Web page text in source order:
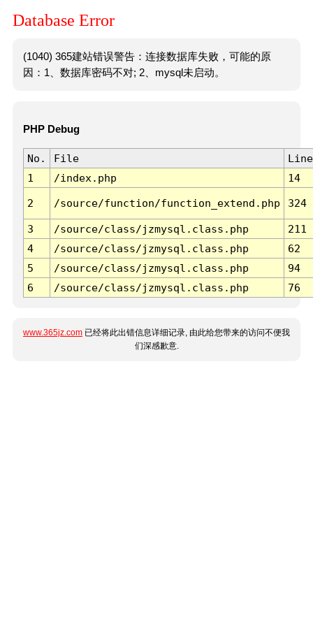
Database Error
(1040) 365建站错误警告：连接数据库失败，可能的原
因：1、数据库密码不对; 2、mysql未启动。
PHP Debug
No. File
Line
1
/index.php 14
2 /source/function/function_extend.php 324
3 /source/class/jzmysql.class.php
211
4
/source/class/jzmysql.class.php
62
5
/source/class/jzmysql.class.php
94
6
/source/class/jzmysql.class.php 76
www.365jz.com 已经将此出错信息详细记录, 由此给您带来的访问不便我
们深感歉意.